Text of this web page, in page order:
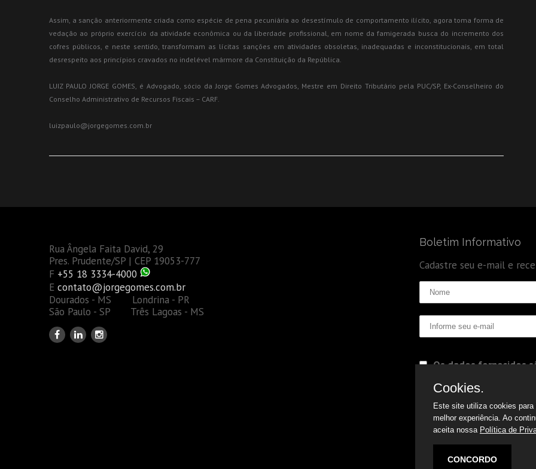
Assim, a sanção anteriormente criada como espécie de pena pecuniária ao desestímulo de comportamento ilícito, agora toma forma de
vedação ao próprio exercício da atividade econômica ou da liberdade profissional, em nome da famigerada busca do incremento dos
cofres públicos, e neste sentido, transformam as lícitas sanções em atividades obsoletas, inadequadas e inconstitucionais, em total
desrespeito aos princípios cravados no indelével mármore da Constituição da República.
LUIZ PAULO JORGE GOMES, é Advogado, sócio da Jorge Gomes Advogados, Mestre em Direito Tributário pela PUC/SP, Ex-Conselheiro do
Conselho Administrativo de Recursos Fiscais – CARF.
luizpaulo@jorgegomes.com.br
Rua Ângela Faita David, 29
Pres. Prudente/SP | CEP 19053-777
F +55 18 3334-4000
E contato@jorgegomes.com.br
Dourados - MS Londrina - PR
São Paulo - SP Três Lagoas - MS
Boletim Informativo
Cadastre seu e-mail e
Os dados fornecidos
Cookies.
Este site utiliza cookies para
melhor experiência. Ao
aceita nossa Política de
CONCORDO